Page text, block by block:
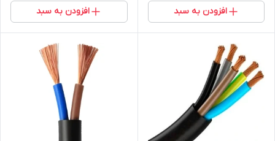
افزودن به سبد افزودن به سبد